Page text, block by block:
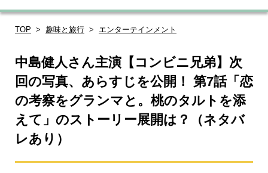
TOP 趣味と旅行 エンターテインメント
中島健人さん主演【コンビニ兄弟】次
回の写真、あらすじを公開！ 第7話「恋
の考察をグランマと。桃のタルトを添
えて」のストーリー展開は？（ネタバ
レあり）